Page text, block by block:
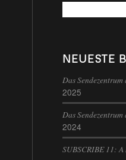
NEUESTE
Das
2025
Das
2024
SUBSCRIBE 11: